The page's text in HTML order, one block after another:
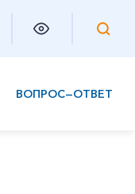
ВОПРОС—ОТВЕТ